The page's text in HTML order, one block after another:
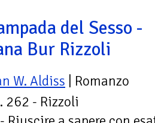
del Sesso -
Bur Rizzoli
W. Aldiss | Romanzo
262 - Rizzoli